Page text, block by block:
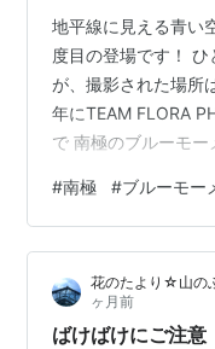
地平線に見える青い
度目の登場です！
が、撮影された場所
年にTEAM FLORA
で 南極のブルーモー
りするほど膨大。 こ
RGB分析を色合いを
す。その結果、現在
南極では3時間以上
3月なので夏の終わ
うように…
#南極 #ブルーモー
花のたより☆山の
ヶ月前
ばけばけにご注意